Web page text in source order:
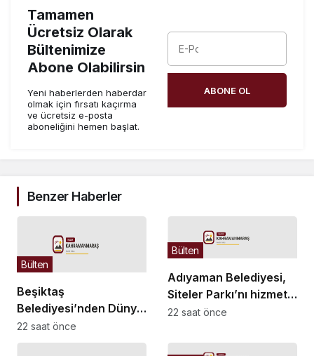
Tamamen
Ücretsiz Olarak
Bültenimize
Abone Olabilirsin
Yeni haberlerden haberdar
olmak için fırsatı kaçırma
ve ücretsiz e-posta
aboneliğini hemen başlat.
ABONE OL
Benzer Haberler
Beşiktaş
Belediyesi’nden Dünya
Kediler Günü’ne özel
“Kedi Müzesi” etkinliği
Bülten
22 saat önce
Adıyaman Belediyesi,
Siteler Parkı’nı hizmete
açıyor
Bülten
22 saat önce